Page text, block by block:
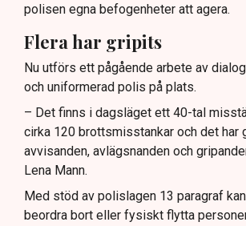
polisen egna befogenheter att agera.
Flera har gripits
Nu utförs ett pågående arbete av
och uniformerad polis på plats.
– Det finns i dagsläget ett 40-tal
cirka 120 brottsmisstankar och det har
avvisanden, avlägsnanden och
Lena Mann.
Med stöd av polislagen 13 paragraf
beordra bort eller fysiskt flytta